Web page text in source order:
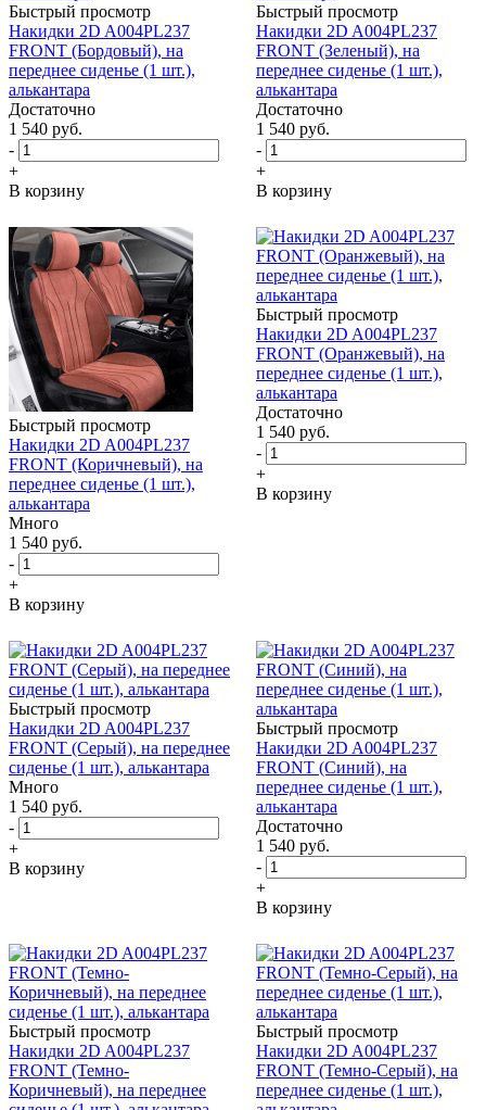
Быстрый просмотр
Накидки 2D A004PL237
FRONT (Бордовый), на
переднее сиденье (1 шт.),
алькантара
Достаточно
1 540 руб.
-
+
В корзину
Быстрый просмотр
Накидки 2D A004PL237
FRONT (Зеленый), на
переднее сиденье (1 шт.),
алькантара
Достаточно
1 540 руб.
-
+
В корзину
Быстрый просмотр
Накидки 2D A004PL237
FRONT (Коричневый), на
переднее сиденье (1 шт.),
алькантара
Много
1 540 руб.
-
+
В корзину
Быстрый просмотр
Накидки 2D A004PL237
FRONT (Оранжевый), на
переднее сиденье (1 шт.),
алькантара
Достаточно
1 540 руб.
-
+
В корзину
Быстрый просмотр
Накидки 2D A004PL237
FRONT (Серый), на переднее
сиденье (1 шт.), алькантара
Много
1 540 руб.
-
+
В корзину
Быстрый просмотр
Накидки 2D A004PL237
FRONT (Синий), на
переднее сиденье (1 шт.),
алькантара
Достаточно
1 540 руб.
-
+
В корзину
Быстрый просмотр
Накидки 2D A004PL237
FRONT (Темно-
Коричневый), на переднее
Быстрый просмотр
Накидки 2D A004PL237
FRONT (Темно-Серый), на
переднее сиденье (1 шт.),